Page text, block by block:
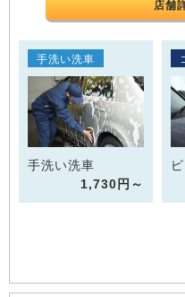
店舗
手洗い洗車
手洗い洗車
1,730円～